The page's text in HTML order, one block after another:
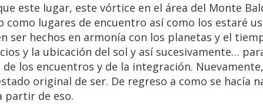
este lugar, este vórtice en el área del Monte
como lugares de encuentro así como los estaré
ser hechos en armonía con los planetas y el
y la ubicación del sol y así sucesivamente…
los encuentros y de la integración.
original de ser. De regreso a como se hacía
partir de eso.